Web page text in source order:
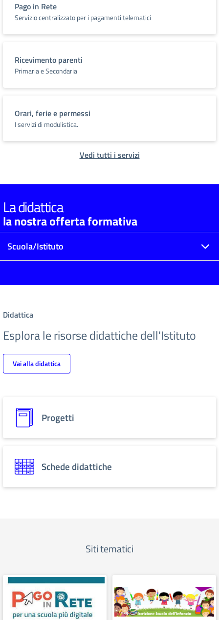
Pago in Rete
Servizio centralizzato per i pagamenti telematici
Ricevimento parenti
Primaria e Secondaria
Orari, ferie e permessi
I servizi di modulistica.
Vedi tutti i servizi
La didattica
la nostra offerta formativa
Scuola/Istituto
Didattica
Esplora le risorse didattiche dell'Istituto
Vai alla didattica
Progetti
Schede didattiche
Siti tematici